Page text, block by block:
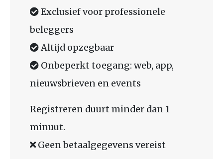
Exclusief voor professionele
beleggers
Altijd opzegbaar
Onbeperkt toegang: web, app,
nieuwsbrieven en events
Registreren duurt minder dan 1
minuut.
Geen betaalgegevens vereist